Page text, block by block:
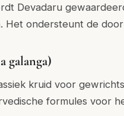
Devadaru
Het ondersteunt de
galanga)
kruid voor
formules voor